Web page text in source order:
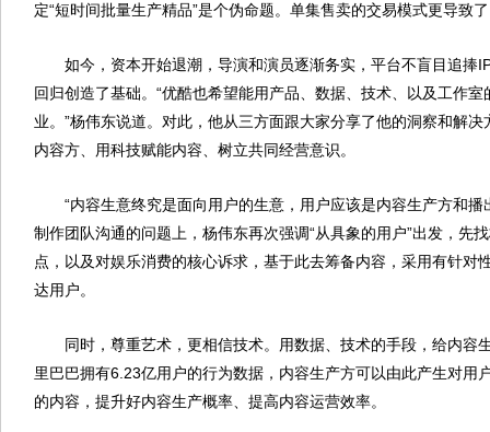
定“短时间批量生产精品”是个伪命题。单集售卖的交易模式更导致
如今，资本开始退潮，导演和演员逐渐务实，平台不盲目追捧
回归创造了基础。“优酷也希望能用产品、数据、技术、以及工作
业。”杨伟东说道。对此，他从三方面跟大家分享了他的洞察和解决
内容方、用科技赋能内容、树立共同经营意识。
“内容生意终究是面向用户的生意，用户应该是内容生产方和播
制作团队沟通的问题上，杨伟东再次强调“从具象的用户”出发，先
点，以及对娱乐消费的核心诉求，基于此去筹备内容，采用有针对
达用户。
同时，尊重艺术，更相信技术。用数据、技术的手段，给内容
里巴巴拥有6.23亿用户的行为数据，内容生产方可以由此产生对用
的内容，提升好内容生产概率、提高内容运营效率。